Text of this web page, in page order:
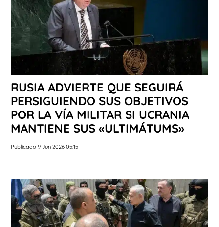
RUSIA ADVIERTE QUE SEGUIRÁ
PERSIGUIENDO SUS OBJETIVOS
POR LA VÍA MILITAR SI UCRANIA
MANTIENE SUS «ULTIMÁTUMS»
Publicado 9 Jun 2026 05:15